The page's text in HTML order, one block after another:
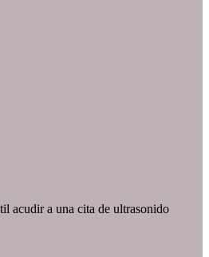
acudir a una cita de ultrasonido